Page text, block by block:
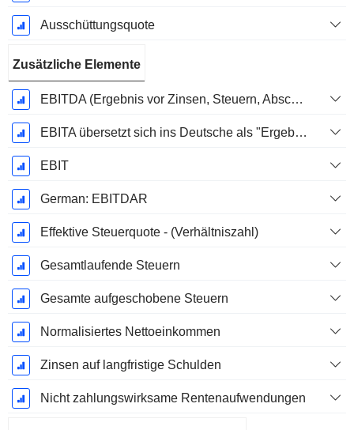
Ausschüttungsquote
Zusätzliche Elemente
EBITDA (Ergebnis vor Zinsen, Steuern, Abschreibungen auf immaterielle Vermögenswerte und Sachanlagen)
EBITA übersetzt sich ins Deutsche als "Ergebnis vor Zinsen, Steuern und Abschreibungen".
EBIT
German: EBITDAR
Effektive Steuerquote - (Verhältniszahl)
Gesamtlaufende Steuern
Gesamte aufgeschobene Steuern
Normalisiertes Nettoeinkommen
Zinsen auf langfristige Schulden
Nicht zahlungswirksame Rentenaufwendungen